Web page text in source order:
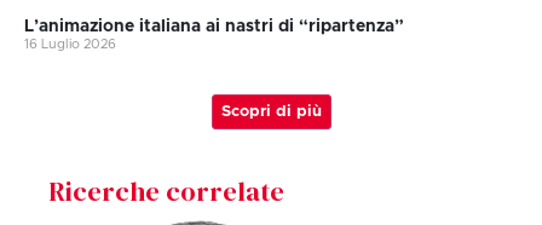
L’animazione italiana ai nastri di “ripartenza”
16 Luglio 2026
Scopri di più
Ricerche correlate